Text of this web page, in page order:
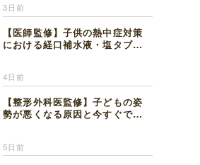
3日前
【医師監修】子供の熱中症対策
における経口補水液・塩タブレ
4日前
【整形外科医監修】子どもの姿
勢が悪くなる原因と今すぐでき
5日前